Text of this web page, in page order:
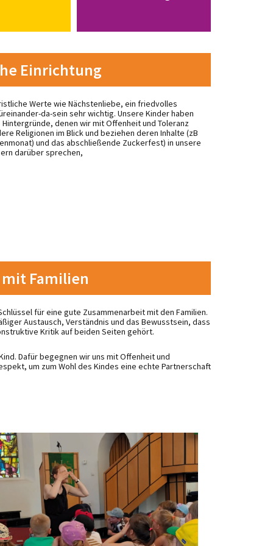
Einrichtung
Werte wie Nächstenliebe, ein friedvolles
da-sein sehr wichtig. Unsere Kinder haben
denen wir mit Offenheit und Toleranz
Religionen im Blick und beziehen deren Inhalte (zB
und das abschließende Zuckerfest) in unsere
darüber sprechen,
Familien
für eine gute Zusammenarbeit mit den Familien.
Austausch, Verständnis und das Bewusstsein, dass
Kritik auf beiden Seiten gehört.
Dafür begegnen wir uns mit Offenheit und
um zum Wohl des Kindes eine echte Partnerschaft